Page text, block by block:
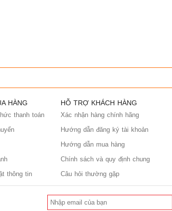
HÀNG
thanh toán
thông tin
HỖ TRỢ KHÁCH HÀNG
Xác nhận hàng chính hãng
Hướng dẫn đăng ký tài khoản
Hướng dẫn mua hàng
Chính sách và quy định chung
Câu hỏi thường gặp